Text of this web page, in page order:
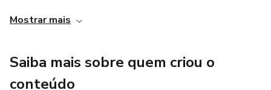
✓ + 50 templates com legenda, para que você possa
construindo um engajamento que promova a prática médica
de maneira eficaz.
Bônus exclusivo:
1 Planner Estratégico
Mostrar mais
Saiba mais sobre quem criou o
conteúdo